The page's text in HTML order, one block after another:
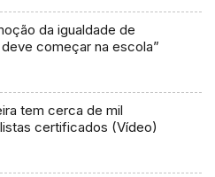
da igualdade de
começar na escola”
tem cerca de mil
certificados (Vídeo)